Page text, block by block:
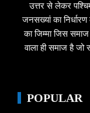
उत्तर से लेकर
जनसख्यां का
का जिम्मा जिस
वाला ही समाज है जो
POPULAR